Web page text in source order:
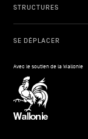
STRUCTURES
SE DÉPLACER
Avec le soutien de la Wallonie